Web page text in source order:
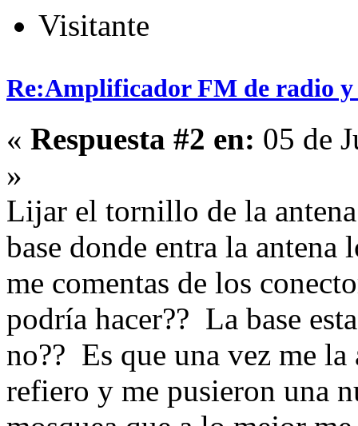
Visitante
Re:Amplificador FM de radio y
« Respuesta #2 en: 05 de
»
Lijar el tornillo de la
base donde entra la
me comentas de los
podría hacer?? La base
no?? Es que una vez me la
refiero y me pusieron una